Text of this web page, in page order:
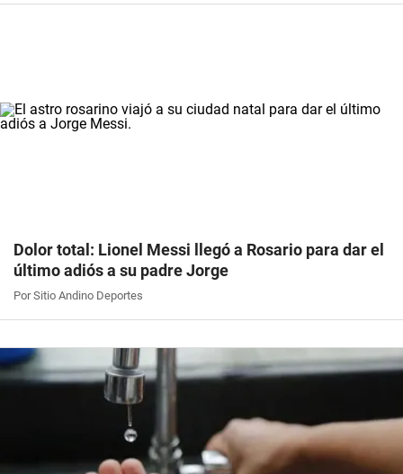
Dolor total: Lionel Messi llegó a Rosario para dar el
último adiós a su padre Jorge
Por Sitio Andino Deportes